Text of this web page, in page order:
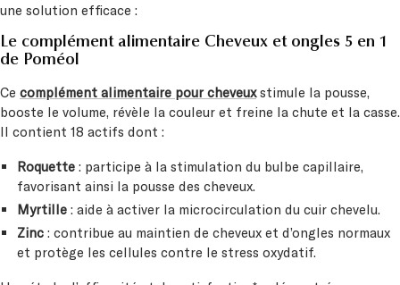
une solution efficace :
Le complément alimentaire Cheveux et ongles 5 en 1
de Poméol
Ce complément alimentaire pour cheveuxstimule la pousse,
booste le volume, révèle la couleur et freine la chute et la casse.
Il contient 18 actifs dont :
Roquette : participe à la stimulation du bulbe capillaire,
favorisant ainsi la pousse des cheveux.
Myrtille : aide à activer la microcirculation du cuir chevelu.
Zinc : contribue au maintien de cheveux et d’ongles normaux
et protège les cellules contre le stress oxydatif.